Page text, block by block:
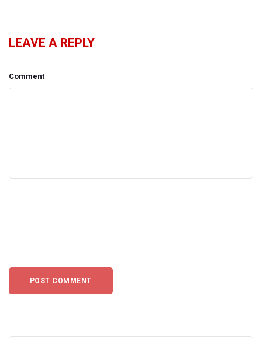
LEAVE A REPLY
Comment